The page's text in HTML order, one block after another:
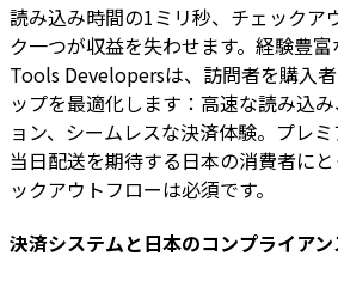
読み込み時間の1ミリ秒、チェックア
ク一つが収益を失わせます。経験豊
Tools Developersは、訪問者を購入
ップを最適化します：高速な読み込
ョン、シームレスな決済体験。プレ
当日配送を期待する日本の消費者に
ックアウトフローは必須です。
決済システムと日本のコンプライアン